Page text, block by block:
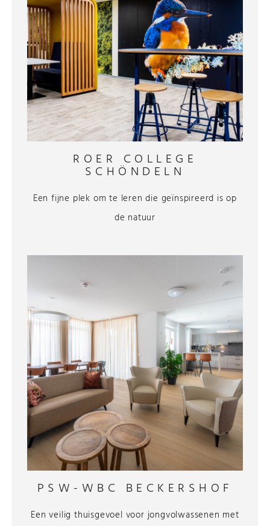
ROER COLLEGE
SCHÖNDELN
Een fijne plek om te leren die geïnspireerd is op
de natuur
PSW-WBC BECKERSHOF
Een veilig thuisgevoel voor jongvolwassenen met